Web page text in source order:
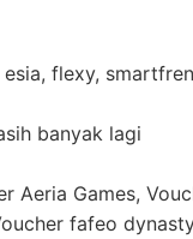
flexy,
banyak lagi
Aeria Games,
fafeo